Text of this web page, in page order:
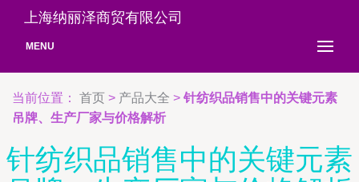
上海纳丽泽商贸有限公司
MENU
当前位置： 首页 > 产品大全 > 针纺织品销售中的关键元素
吊牌、生产厂家与价格解析
针纺织品销售中的关键元素